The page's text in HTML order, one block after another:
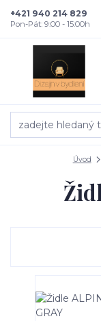
+421 940 214 829
Pon-Pát: 9:00 - 15:00h
Úvod